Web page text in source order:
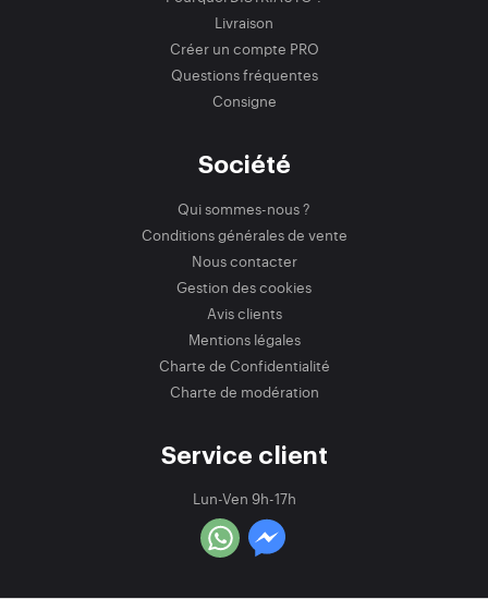
Livraison
Créer un compte PRO
Questions fréquentes
Consigne
Société
Qui sommes-nous ?
Conditions générales de vente
Nous contacter
Gestion des cookies
Avis clients
Mentions légales
Charte de Confidentialité
Charte de modération
Service client
Lun-Ven 9h-17h